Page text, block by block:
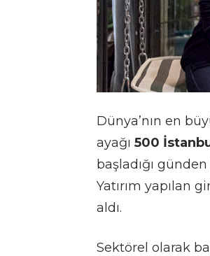
Dünya’nın en
ayağı 500
başladığı
Yatırım yapılan
aldı.
Sektörel olarak